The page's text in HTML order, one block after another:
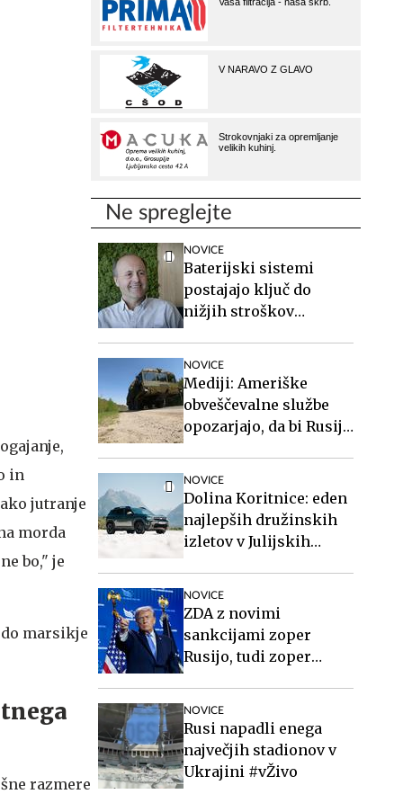
in
jutranje
morda
bo," je
marsikje
razmere
Ne spreglejte
NOVICE
Baterijski sistemi
postajajo ključ do
nižjih stroškov
NOVICE
Mediji: Ameriške
obveščevalne službe
opozarjajo, da bi Rusija
NOVICE
Dolina Koritnice: eden
najlepših družinskih
izletov v Julijskih
NOVICE
ZDA z novimi
sankcijami zoper
Rusijo, tudi zoper
NOVICE
Rusi napadli enega
največjih stadionov v
Ukrajini #vŽivo